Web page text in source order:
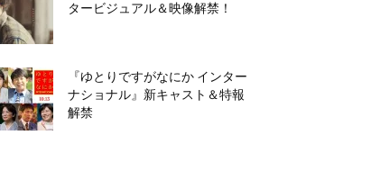
タービジュアル＆映像解禁！
『ゆとりですがなにか インター
ナショナル』新キャスト＆特報
解禁